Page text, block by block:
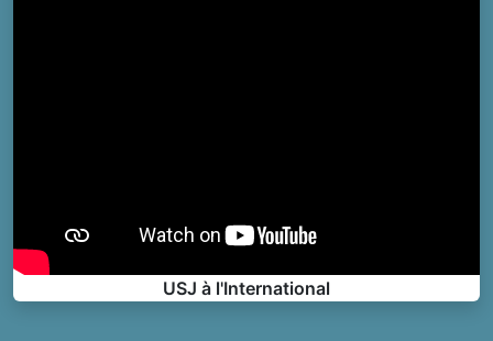
USJ à l'International